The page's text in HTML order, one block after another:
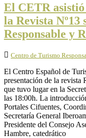
El CETR
la Revista Nº13
Responsable y
Centro de Turismo
El Centro Español de
presentación de la revista
que tuvo lugar en la
las 18:00h. La
Portales Cifuentes,
Secretaría General
Presidente del Consejo
Hambre, catedrático